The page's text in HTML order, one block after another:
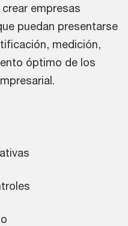
empresas
puedan presentarse
medición,
óptimo de los